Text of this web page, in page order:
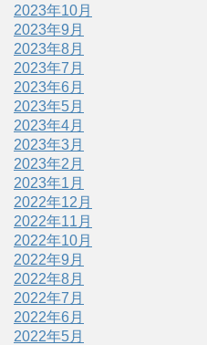
2023年10月
2023年9月
2023年8月
2023年7月
2023年6月
2023年5月
2023年4月
2023年3月
2023年2月
2023年1月
2022年12月
2022年11月
2022年10月
2022年9月
2022年8月
2022年7月
2022年6月
2022年5月